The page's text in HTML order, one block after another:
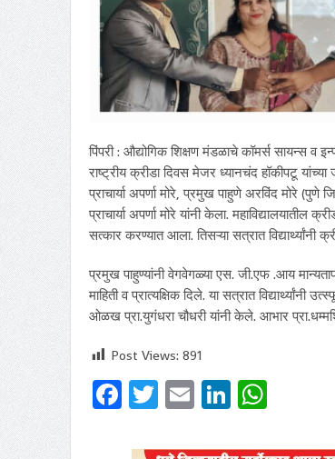
पिंपरी : औद्योगिक शिक्षण मंडळाचे कॉमर्स सायन्स व
राष्ट्रीय क्रीडा दिवस मेजर ध्यानचंद हॉकीपटू
प्राचार्या अपर्णा मोरे, प्रमुख पाहुणे अरविंद मोरे
प्राचार्या अपर्णा मोरे यांनी केला. महाविद्यालयातील
सत्कार करण्यात आला. तिसऱ्या सत्रात विद्यार्थ्यांनी
प्रमुख पाहुण्यांनी वेगवेगळ्या एस. जी.एफ .आय
माहिती व प्रात्यक्षिक दिले. या सत्रात विद्यार्थ्यांनी
ओळख प्रा.युगंधरा चौधरी यांनी केले. आभार
Post Views: 891
Facebook
Twitter
EmailLinkedIn